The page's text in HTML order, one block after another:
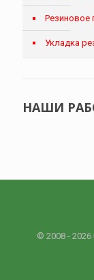
Резиновое
Укладка
НАШИ
© 2008 -